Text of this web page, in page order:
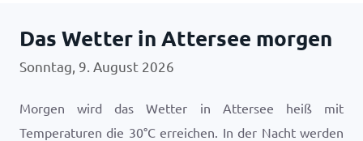
Das Wetter in Attersee morgen
Sonntag, 9. August 2026
Morgen wird das Wetter in Attersee heiß mit
Temperaturen die 30°Cerreichen. In der Nacht werden